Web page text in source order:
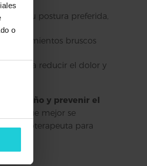
o
es tu postura preferida,
movimientos bruscos
ayudar a reducir el dolor y
tu sueño y prevenir el
que mejor se
un fisioterapeuta para